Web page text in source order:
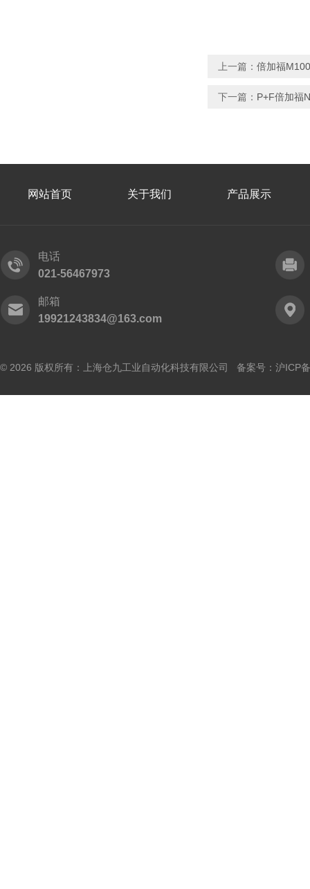
上一篇： 倍加福
下一篇： P+F倍加福
网站首页 关于我们 产品展示
电话
021-56467973
邮箱
19921243834@163.com
© 2026 版权所有：上海仓九工业自动化科技有限公司 备案号： 沪ICP